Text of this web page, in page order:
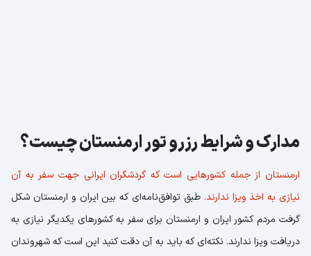
مدارک و شرایط رزرو تور ارمنستان چیست؟
ارمنستان از جمله کشورهایی است که گردشگران ایرانی جهت سفر به آن
نیازی به اخذ ویزا ندارند. طبق توافق‌نامه‌ای که بین ایران و ارمنستان شکل
گرفت مردم کشور ایران و ارمنستان برای سفر به کشورهای یکدیگر نیازی به
دریافت ویزا ندارند. نکته‌ای که باید به آن دقت کنید این است که شهروندان